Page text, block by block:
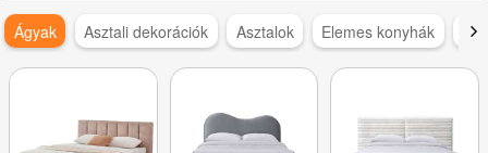
Ágyak Asztali dekorációk Asztalok Elemes konyhák